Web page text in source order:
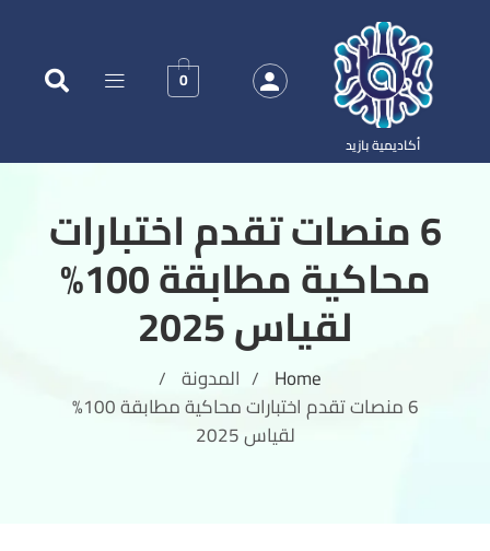
أكاديمية بازيد
0
6 منصات تقدم اختبارات
محاكية مطابقة 100%
لقياس 2025
Home
/ المدونة /
6 منصات تقدم اختبارات محاكية مطابقة 100%
لقياس 2025